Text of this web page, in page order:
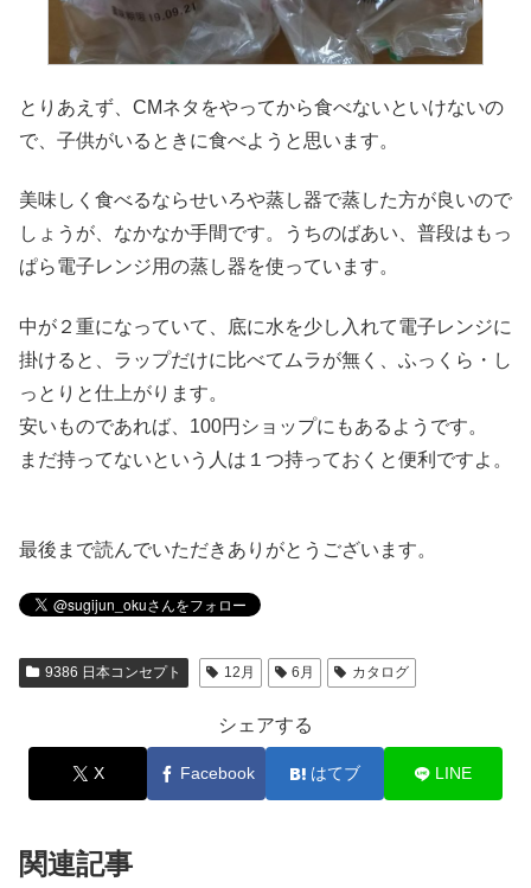
とりあえず、CMネタをやってから食べないといけないの
で、子供がいるときに食べようと思います。
美味しく食べるならせいろや蒸し器で蒸した方が良いので
しょうが、なかなか手間です。うちのばあい、普段はもっ
ぱら電子レンジ用の蒸し器を使っています。
中が２重になっていて、底に水を少し入れて電子レンジに
掛けると、ラップだけに比べてムラが無く、ふっくら・し
っとりと仕上がります。
安いものであれば、100円ショップにもあるようです。
まだ持ってないという人は１つ持っておくと便利ですよ。
最後まで読んでいただきありがとうございます。
9386 日本コンセプト 12月 6月 カタログ
シェアする
X Facebook はてブ LINE
関連記事